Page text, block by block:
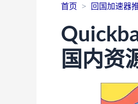
首页 回国加速器
国内资